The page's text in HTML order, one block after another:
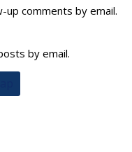
up comments by email.
by email.